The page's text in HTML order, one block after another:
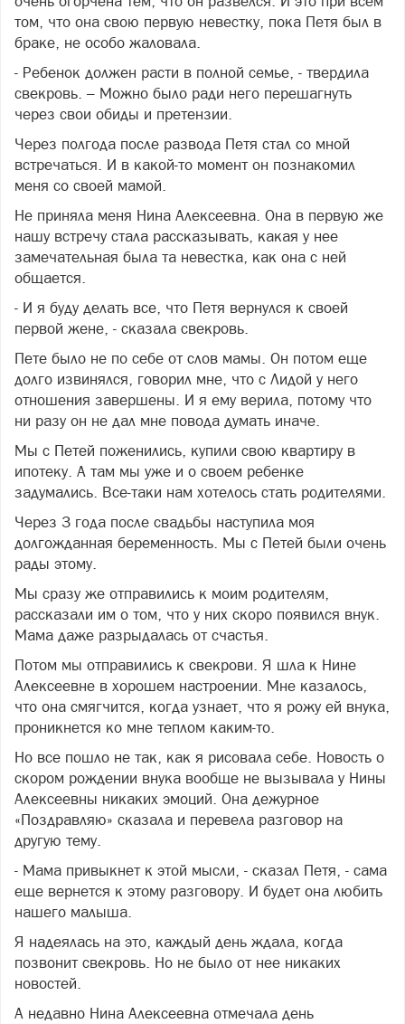
том, что она свою первую невестку, пока Петя был в
браке, не особо жаловала.
- Ребенок должен расти в полной семье, - твердила
свекровь. – Можно было ради него перешагнуть
через свои обиды и претензии.
Через полгода после развода Петя стал со мной
встречаться. И в какой-то момент он познакомил
меня со своей мамой.
Не приняла меня Нина Алексеевна. Она в первую же
нашу встречу стала рассказывать, какая у нее
замечательная была та невестка, как она с ней
общается.
- И я буду делать все, что Петя вернулся к своей
первой жене, - сказала свекровь.
Пете было не по себе от слов мамы. Он потом еще
долго извинялся, говорил мне, что с Лидой у него
отношения завершены. И я ему верила, потому что
ни разу он не дал мне повода думать иначе.
Мы с Петей поженились, купили свою квартиру в
ипотеку. А там мы уже и о своем ребенке
задумались. Все-таки нам хотелось стать родителями.
Через 3 года после свадьбы наступила моя
долгожданная беременность. Мы с Петей были очень
рады этому.
Мы сразу же отправились к моим родителям,
рассказали им о том, что у них скоро появился внук.
Мама даже разрыдалась от счастья.
Потом мы отправились к свекрови. Я шла к Нине
Алексеевне в хорошем настроении. Мне казалось,
что она смягчится, когда узнает, что я рожу ей внука,
проникнется ко мне теплом каким-то.
Но все пошло не так, как я рисовала себе. Новость о
скором рождении внука вообще не вызывала у Нины
Алексеевны никаких эмоций. Она дежурное
«Поздравляю» сказала и перевела разговор на
другую тему.
- Мама привыкнет к этой мысли, - сказал Петя, - сама
еще вернется к этому разговору. И будет она любить
нашего малыша.
Я надеялась на это, каждый день ждала, когда
позвонит свекровь. Но не было от нее никаких
новостей.
А недавно Нина Алексеевна отмечала день